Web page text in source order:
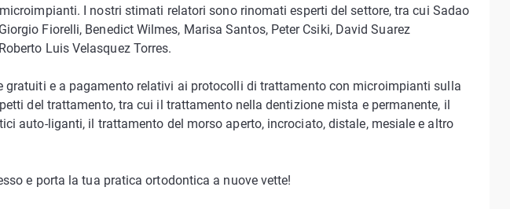
I nostri stimati relatori sono rinomati esperti del settore, tra cui Sadao
Fiorelli, Benedict Wilmes, Marisa Santos, Peter Csiki, David Suarez
Luis Velasquez Torres.
gratuiti e a pagamento relativi ai protocolli di trattamento con microimpianti sulla
del trattamento, tra cui il trattamento nella dentizione mista e permanente, il
auto-liganti, il trattamento del morso aperto, incrociato, distale, mesiale e altro
e porta la tua pratica ortodontica a nuove vette!